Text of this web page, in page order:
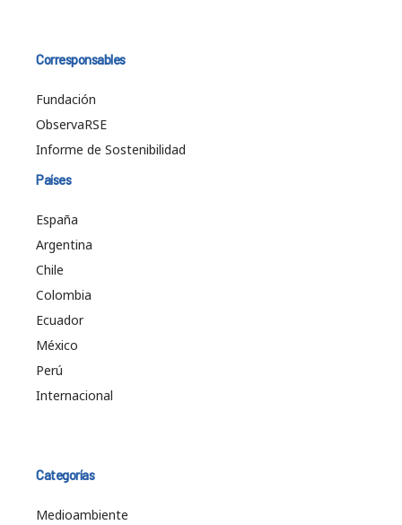
Corresponsables
Fundación
ObservaRSE
Informe de Sostenibilidad
Países
España
Argentina
Chile
Colombia
Ecuador
México
Perú
Internacional
Categorías
Medioambiente